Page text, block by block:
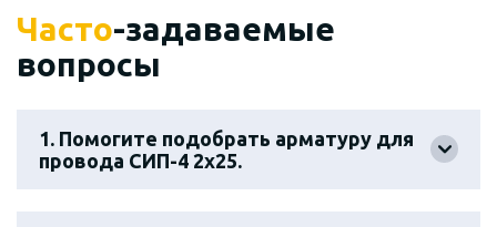
Часто-задаваемые
вопросы
1. Помогите подобрать арматуру для
провода СИП-4 2х25.